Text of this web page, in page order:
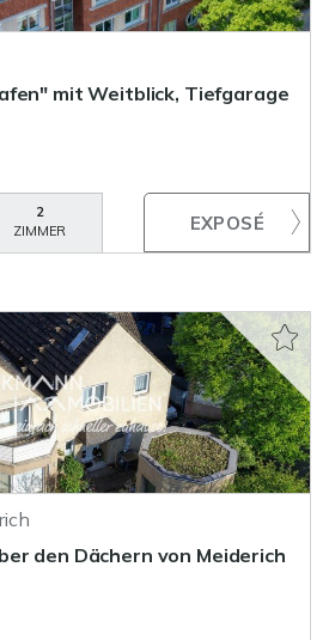
mit Weitblick, Tiefgarage
2
ZIMMER
den Dächern von Meiderich